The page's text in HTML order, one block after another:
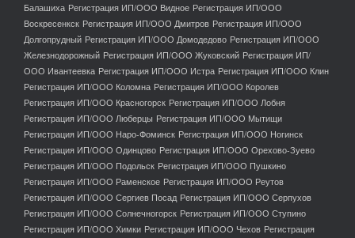
Балашиха Регистрация ИП/ООО Видное Регистрация ИП/ООО
Воскресенкск Регистрация ИП/ООО Дмитров Регистрация ИП/ООО
Долгопрудный Регистрация ИП/ООО Домодедово Регистрация ИП/ООО
Железнодорожный Регистрация ИП/ООО Жуковский Регистрация ИП/
ООО Ивантеевка Регистрация ИП/ООО Истра Регистрация ИП/ООО Клин
Регистрация ИП/ООО Коломна Регистрация ИП/ООО Королев
Регистрация ИП/ООО Красногорск Регистрация ИП/ООО Лобня
Регистрация ИП/ООО Люберцы Регистрация ИП/ООО Мытищи
Регистрация ИП/ООО Наро-Фоминск Регистрация ИП/ООО Ногинск
Регистрация ИП/ООО Одинцово Регистрация ИП/ООО Орехово-Зуево
Регистрация ИП/ООО Подольск Регистрация ИП/ООО Пушкино
Регистрация ИП/ООО Раменское Регистрация ИП/ООО Реутов
Регистрация ИП/ООО Сергиев Посад Регистрация ИП/ООО Серпухов
Регистрация ИП/ООО Солнечногорск Регистрация ИП/ООО Ступино
Регистрация ИП/ООО Химки Регистрация ИП/ООО Чехов Регистрация